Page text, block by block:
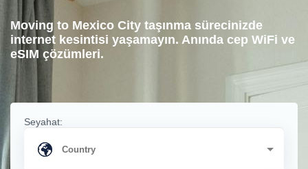
Moving to Mexico City taşınma sürecinizde
internet kesintisi yaşamayın. Anında cep WiFi ve
eSIM çözümleri.
Seyahat: